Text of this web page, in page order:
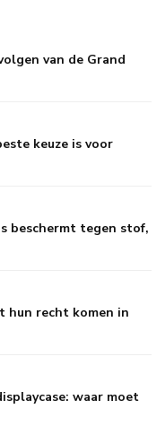
van de Grand
keuze is voor
beschermt tegen stof,
hun recht komen in
waar moet